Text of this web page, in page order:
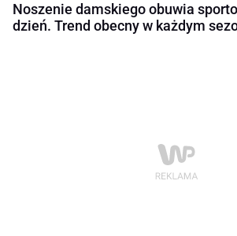
Noszenie damskiego obuwia
dzień. Trend obecny w każdym